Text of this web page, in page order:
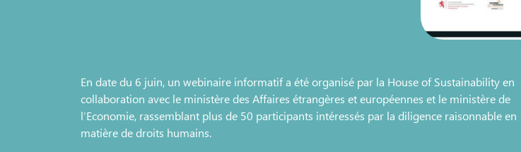
En date du 6 juin, un webinaire informatif a été organisé par la House of Sustainability en
collaboration avec le ministère des Affaires étrangères et européennes et le ministère de
l’Economie, rassemblant plus de 50 participants intéressés par la diligence raisonnable en
matière de droits humains.